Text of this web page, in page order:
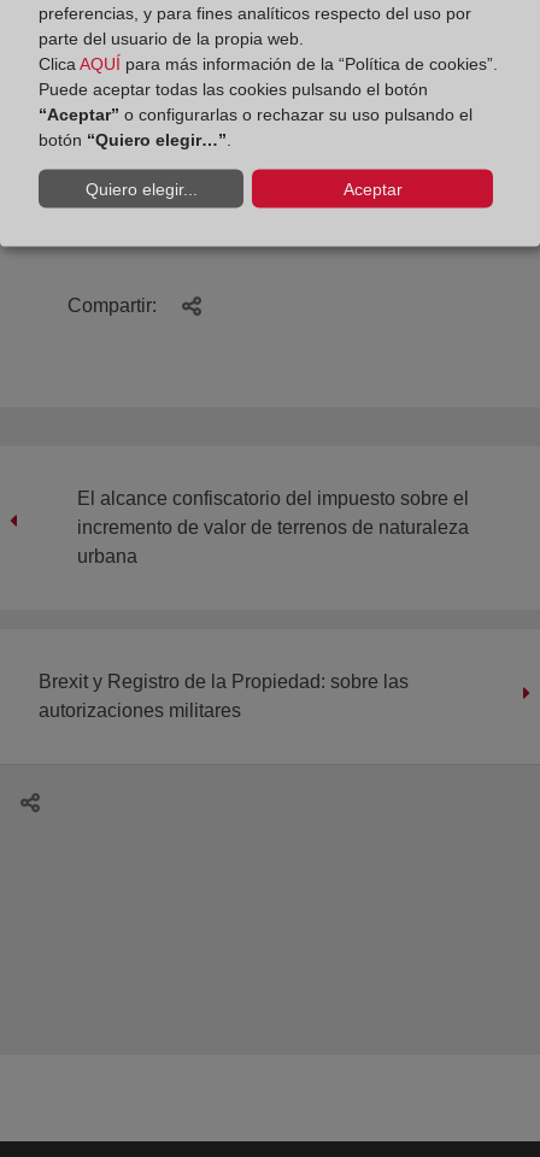
cibernéticos, incansables en su propósito de
capturar los datos que conforman nuestra identidad
digital considerados el oro del siglo XXI.
Por Vicente Domínguez Calatayud
Compartir:
El alcance confiscatorio del impuesto sobre el
incremento de valor de terrenos de naturaleza
urbana
Brexit y Registro de la Propiedad: sobre las
autorizaciones militares
preferencias, y para fines analíticos respecto del uso por
parte del usuario de la propia web.
Clica AQUÍ para más información de la “Política de cookies”.
Puede aceptar todas las cookies pulsando el botón
“Aceptar” o configurarlas o rechazar su uso pulsando el
botón “Quiero elegir…”
Quiero elegir... Aceptar